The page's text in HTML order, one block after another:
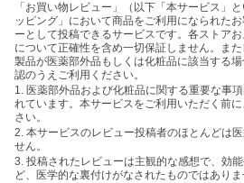
「お買い物レビュー」（以下「本サービス」
ッピング」において商品をご利用になられた
ーとして投稿できるサービスです。各ストア
について正確性を含め一切保証しません。また
製品が医薬部外品もしくは化粧品に該当する
認のうえご利用ください。
1. 医薬部外品および化粧品に関する重要な事
れています。本サービスをご利用いただく前
さい。
2. 本サービスのレビュー投稿者のほとんどは
せん。
3. 投稿されたレビューは主観的な感想で、効
ど、医学的な裏付けがなされたものではありま